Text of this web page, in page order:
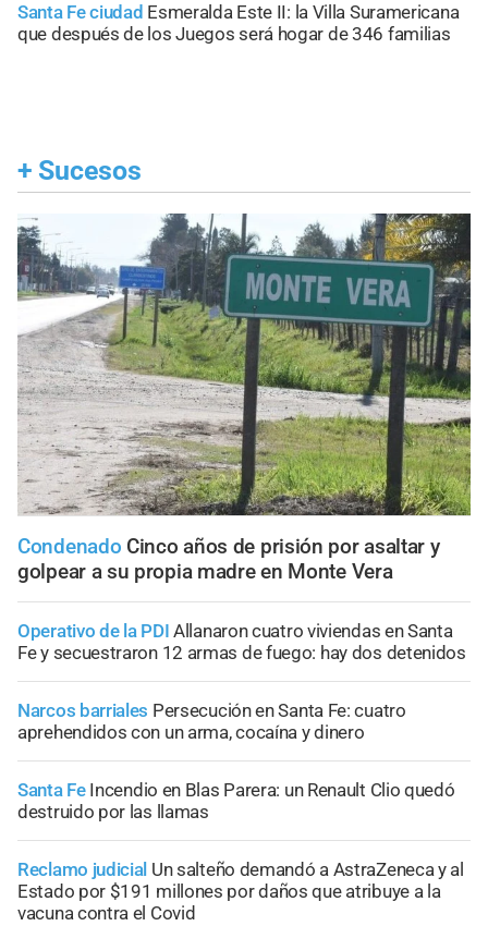
Santa Fe ciudad Esmeralda Este II: la Villa Suramericana
que después de los Juegos será hogar de 346 familias
+ Sucesos
Condenado Cinco años de prisión por asaltar y
golpear a su propia madre en Monte Vera
Operativo de la PDI Allanaron cuatro viviendas en Santa
Fe y secuestraron 12 armas de fuego: hay dos detenidos
Narcos barriales Persecución en Santa Fe: cuatro
aprehendidos con un arma, cocaína y dinero
Santa Fe Incendio en Blas Parera: un Renault Clio quedó
destruido por las llamas
Reclamo judicial Un salteño demandó a AstraZeneca y al
Estado por $191 millones por daños que atribuye a la
vacuna contra el Covid